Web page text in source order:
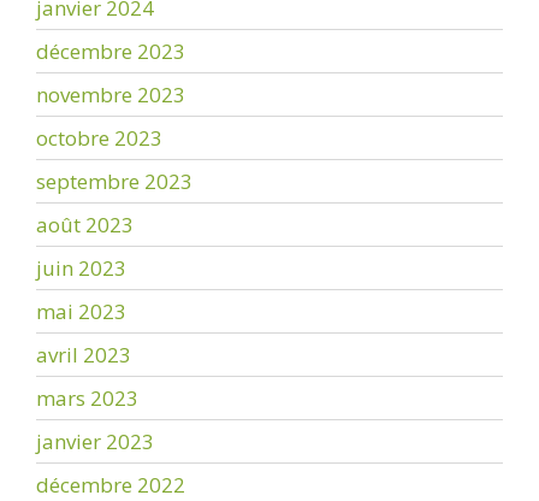
janvier 2024
décembre 2023
novembre 2023
octobre 2023
septembre 2023
août 2023
juin 2023
mai 2023
avril 2023
mars 2023
janvier 2023
décembre 2022